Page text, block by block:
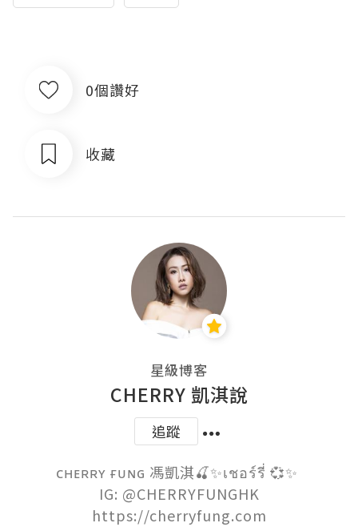
0個讚好
收藏
星級博客
CHERRY 凱淇說
追蹤
ᴄʜᴇʀʀʏ ғᴜɴɢ 馮凱淇🍒✨เชอร์รี่ 💞✨
IG: @CHERRYFUNGHK
https://cherryfung.com